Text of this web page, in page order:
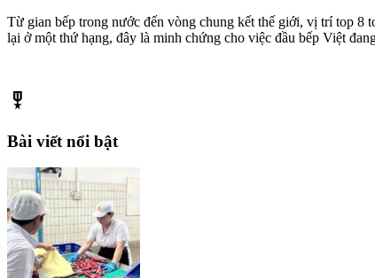
Từ gian bếp trong nước đến vòng chung kết thế giới, vị trí top 8
lại ở một thứ hạng, đây là minh chứng cho việc đầu bếp Việt
military_tech
Bài viết nổi bật